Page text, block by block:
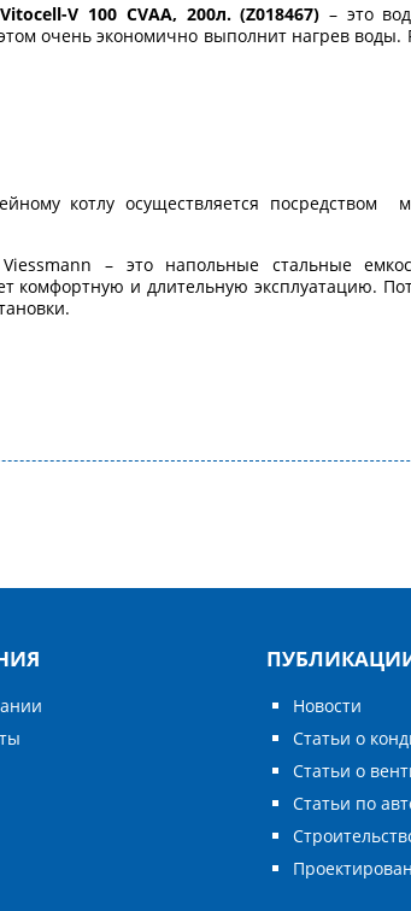
V 100 CVAA, 200л. (Z018467) – это
очень экономично выполнит нагрев воды.
котлу осуществляется
– это напольные стальные
комфортную и длительную эксплуатацию.
Новости
Статьи о
Статьи о
Статьи по